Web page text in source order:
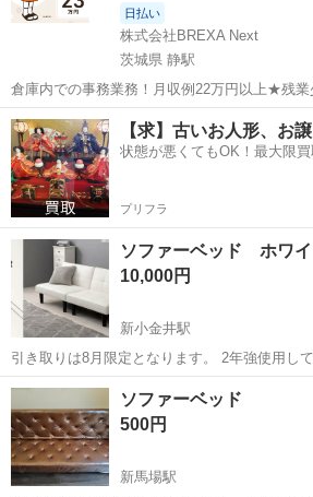
日払い
株式会社BREXA Next
茨城県 静駅
倉庫内での事務業務！月収例22万円以上★残
40代の男女活躍中！空調完備で快適作業★食
OK◎無料駐車場完備！《茨城県常陸大宮市》 人気の工場のお仕事 ◇
電子部品製造倉庫内の事務...
茨城 常陸大宮市 静駅 その他
【求】古いお人形、お
状態が悪くてもOK！最大限
プリフラ
ソファーベッド ホワイ
10,000円
新小金井駅
引き取りは8月限定となります。 2年強使用していました。 上に物を置
いたりもしていたので、跡が多少残っていま
HAGIHARA ...
東京 小金井市
ソファーベッド
500円
新馬場駅